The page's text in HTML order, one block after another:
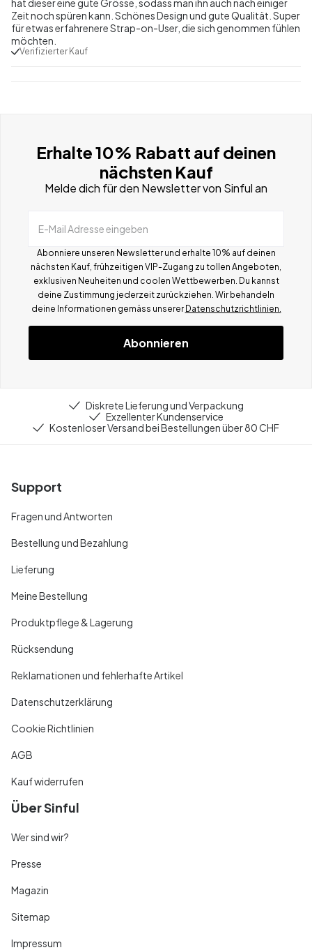
hat dieser eine gute Grösse, sodass man ihn auch nach einiger
Zeit noch spüren kann. Schönes Design und gute Qualität. Super
für etwas erfahrenere Strap-on-User, die sich genommen fühlen
möchten.
Verifizierter Kauf
Erhalte 10% Rabatt auf deinen
nächsten Kauf
Melde dich für den Newsletter von Sinful an
E-Mail Adresse eingeben
Abonniere unseren Newsletter und erhalte 10% auf deinen
nächsten Kauf, frühzeitigen VIP-Zugang zu tollen Angeboten,
exklusiven Neuheiten und coolen Wettbewerben. Du kannst
deine Zustimmung jederzeit zurückziehen. Wir behandeln
deine Informationen gemäss unserer Datenschutzrichtlinien.
Abonnieren
Diskrete Lieferung und Verpackung
Exzellenter Kundenservice
Kostenloser Versand bei Bestellungen über 80 CHF
Support
Fragen und Antworten
Bestellung und Bezahlung
Lieferung
Meine Bestellung
Produktpflege & Lagerung
Rücksendung
Reklamationen und fehlerhafte Artikel
Datenschutzerklärung
Cookie Richtlinien
AGB
Kauf widerrufen
Über Sinful
Wer sind wir?
Presse
Magazin
Sitemap
Impressum